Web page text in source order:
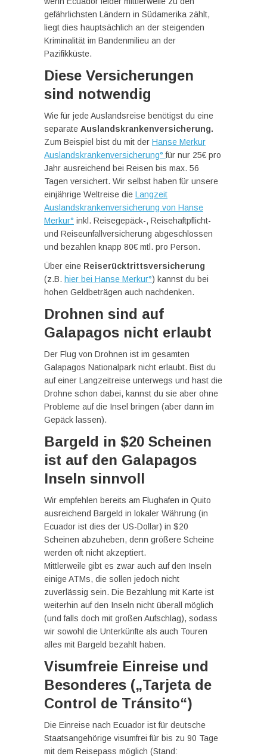
gefährlichsten Ländern in Südamerika zählt,
liegt dies hauptsächlich an der steigenden
Kriminalität im Bandenmilieu an der
Pazifikküste.
Diese Versicherungen
sind notwendig
Wie für jede Auslandsreise benötigst du eine
separate Auslandskrankenversicherung.
Zum Beispiel bist du mit der Hanse Merkur
Auslandskrankenversicherung°für nur 25€ pro
Jahr ausreichend bei Reisen bis max. 56
Tagen versichert. Wir selbst haben für unsere
einjährige Weltreise die Langzeit
Auslandskrankenversicherung von Hanse
Merkur° inkl. Reisegepäck-, Reisehaftpflicht-
und Reiseunfallversicherung abgeschlossen
und bezahlen knapp 80€ mtl. pro Person.
Über eine Reiserücktrittsversicherung
(z.B. hier bei Hanse Merkur°) kannst du bei
hohen Geldbeträgen auch nachdenken.
Drohnen sind auf
Galapagos nicht erlaubt
Der Flug von Drohnen ist im gesamten
Galapagos Nationalpark nicht erlaubt. Bist du
auf einer Langzeitreise unterwegs und hast die
Drohne schon dabei, kannst du sie aber ohne
Probleme auf die Insel bringen (aber dann im
Gepäck lassen).
Bargeld in $20 Scheinen
ist auf den Galapagos
Inseln sinnvoll
Wir empfehlen bereits am Flughafen in Quito
ausreichend Bargeld in lokaler Währung (in
Ecuador ist dies der US-Dollar) in $20
Scheinen abzuheben, denn größere Scheine
werden oft nicht akzeptiert.
Mittlerweile gibt es zwar auch auf den Inseln
einige ATMs, die sollen jedoch nicht
zuverlässig sein. Die Bezahlung mit Karte ist
weiterhin auf den Inseln nicht überall möglich
(und falls doch mit großen Aufschlag), sodass
wir sowohl die Unterkünfte als auch Touren
alles mit Bargeld bezahlt haben.
Visumfreie Einreise und
Besonderes („Tarjeta de
Control de Tránsito“)
Die Einreise nach Ecuador ist für deutsche
Staatsangehörige visumfrei für bis zu 90 Tage
mit dem Reisepass möglich (Stand: